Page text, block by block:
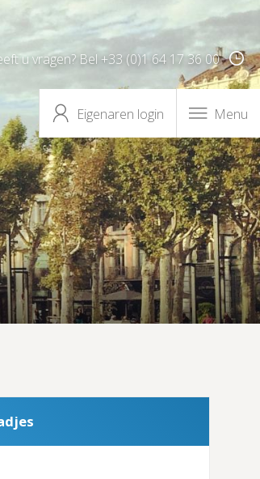
u vragen? Bel +33 (0)1 64 17 36 00
Eigenaren login Menu